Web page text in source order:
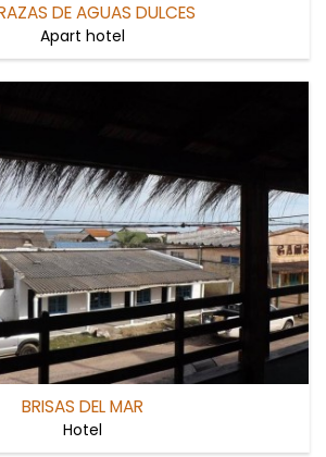
DE AGUAS DULCES
Apart hotel
BRISAS DEL MAR
Hotel